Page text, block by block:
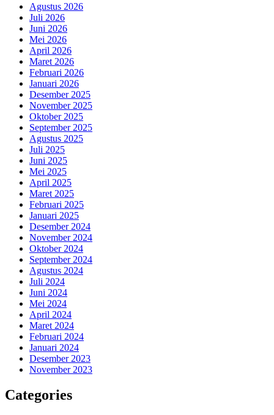
Agustus 2026
Juli 2026
Juni 2026
Mei 2026
April 2026
Maret 2026
Februari 2026
Januari 2026
Desember 2025
November 2025
Oktober 2025
September 2025
Agustus 2025
Juli 2025
Juni 2025
Mei 2025
April 2025
Maret 2025
Februari 2025
Januari 2025
Desember 2024
November 2024
Oktober 2024
September 2024
Agustus 2024
Juli 2024
Juni 2024
Mei 2024
April 2024
Maret 2024
Februari 2024
Januari 2024
Desember 2023
November 2023
Categories